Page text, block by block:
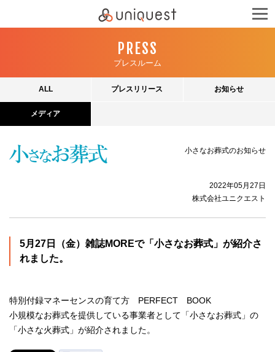
PRESS
プレスルーム
ALL プレスリリース お知らせ
メディア
小さなお葬式のお知らせ
2022年05月27日
株式会社ユニクエスト
5月27日（金）雑誌MOREで「小さなお葬式」が紹介さ
れました。
特別付録マネーセンスの育て方 PERFECT BOOK
小規模なお葬式を提供している事業者として「小さなお葬式」の
「小さな火葬式」が紹介されました。